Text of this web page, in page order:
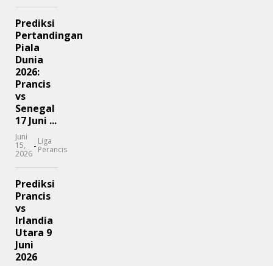
Prediksi
Pertandingan
Piala
Dunia
2026:
Prancis
vs
Senegal
17 Juni ...
Juni
15,
2026
- Liga
Perancis
Prediksi
Prancis
vs
Irlandia
Utara 9
Juni
2026